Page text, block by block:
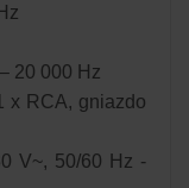
20 000 Hz
x RCA, gniazdo
V~, 50/60 Hz -